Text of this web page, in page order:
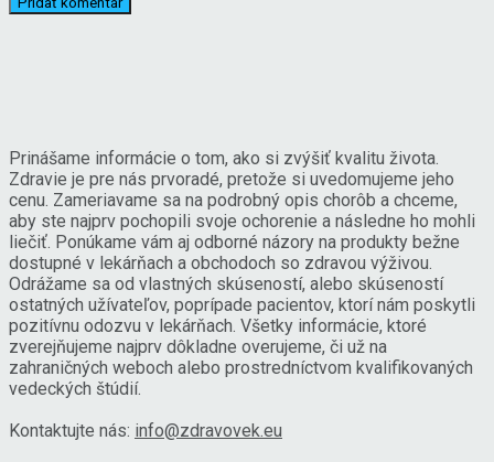
Prinášame informácie o tom, ako si zvýšiť kvalitu života.
Zdravie je pre nás prvoradé, pretože si uvedomujeme jeho
cenu. Zameriavame sa na podrobný opis chorôb a chceme,
aby ste najprv pochopili svoje ochorenie a následne ho mohli
liečiť. Ponúkame vám aj odborné názory na produkty bežne
dostupné v lekárňach a obchodoch so zdravou výživou.
Odrážame sa od vlastných skúseností, alebo skúseností
ostatných užívateľov, poprípade pacientov, ktorí nám poskytli
pozitívnu odozvu v lekárňach. Všetky informácie, ktoré
zverejňujeme najprv dôkladne overujeme, či už na
zahraničných weboch alebo prostredníctvom kvalifikovaných
vedeckých štúdií.
Kontaktujte nás: info@zdravovek.eu